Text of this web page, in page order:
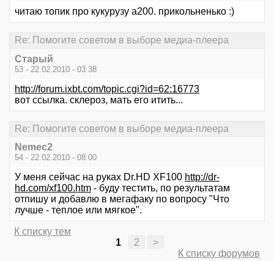
читаю топик про кукурузу а200. прикольненько :)
Re: Помогите советом в выборе медиа-плеера
Старый
53 - 22.02.2010 - 03:38
http://forum.ixbt.com/topic.cgi?id=62:16773
вот ссылка. склероз, мать его итить...
Re: Помогите советом в выборе медиа-плеера
Nemec2
54 - 22.02.2010 - 08:00
У меня сейчас на руках Dr.HD XF100 http://dr-
hd.com/xf100.htm - буду тестить, по результатам
отпишу и добавлю в мегафаку по вопросу "Что
лучше - теплое или мягкое".
К списку тем
1
2
>
К списку форумов